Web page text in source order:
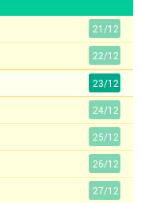
21/12
22/12
23/12
24/12
25/12
26/12
27/12